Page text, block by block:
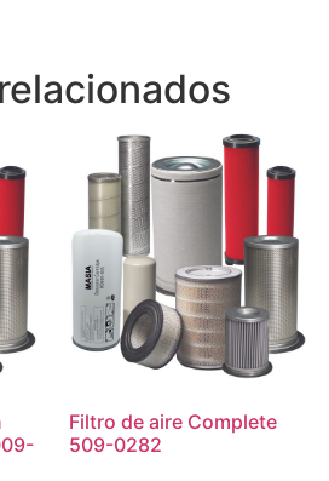
Filtro de aire Complete
509-0282